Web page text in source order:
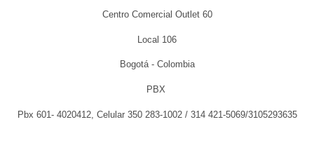
Centro Comercial Outlet 60
Local 106
Bogotá - Colombia
PBX
Pbx 601- 4020412, Celular 350 283-1002 / 314 421-5069/3105293635